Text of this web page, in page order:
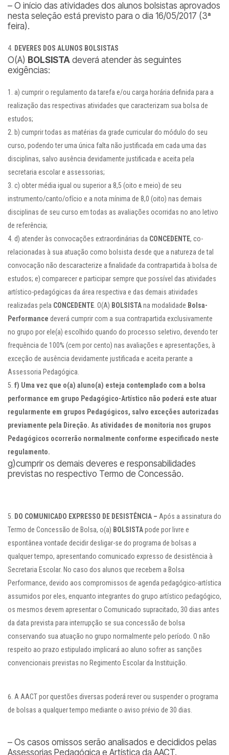
– O início das atividades dos alunos bolsistas aprovados
nesta seleção está previsto para o dia 16/05/2017 (3ª
feira).
DEVERES DOS ALUNOS BOLSISTAS
O(A) BOLSISTA deverá atender às seguintes
exigências:
a) cumprir o regulamento da tarefa e/ou carga horária definida para a
realização das respectivas atividades que caracterizam sua bolsa de
estudos;
b) cumprir todas as matérias da grade curricular do módulo do seu
curso, podendo ter uma única falta não justificada em cada uma das
disciplinas, salvo ausência devidamente justificada e aceita pela
secretaria escolar e assessorias;
c) obter média igual ou superior a 8,5 (oito e meio) de seu
instrumento/canto/ofício e a nota mínima de 8,0 (oito) nas demais
disciplinas de seu curso em todas as avaliações ocorridas no ano letivo
de referência;
d) atender às convocações extraordinárias da CONCEDENTE, co-
relacionadas à sua atuação como bolsista desde que a natureza de tal
convocação não descaracterize a finalidade da contrapartida à bolsa de
estudos; e) comparecer e participar sempre que possível das atividades
artístico-pedagógicas da área respectiva e das demais atividades
realizadas pela CONCEDENTE . O(A) BOLSISTAna modalidade Bolsa-
Performance deverá cumprir com a sua contrapartida exclusivamente
no grupo por ele(a) escolhido quando do processo seletivo, devendo ter
frequência de 100% (cem por cento) nas avaliações e apresentações, à
exceção de ausência devidamente justificada e aceita perante a
Assessoria Pedagógica.
f) Uma vez que o(a) aluno(a) esteja contemplado com a bolsa
performance em grupo Pedagógico-Artístico não poderá este atuar
regularmente em grupos Pedagógicos, salvo exceções autorizadas
previamente pela Direção. As atividades de monitoria nos grupos
Pedagógicos ocorrerão normalmente conforme especificado neste
regulamento.
g)cumprir os demais deveres e responsabilidades
previstas no respectivo Termo de Concessão.
DO COMUNICADO EXPRESSO DE DESISTÊNCIA – Após a assinatura do
Termo de Concessão de Bolsa, o(a) BOLSISTApode por livre e
espontânea vontade decidir desligar-se do programa de bolsas a
qualquer tempo, apresentando comunicado expresso de desistência à
Secretaria Escolar. No caso dos alunos que recebem a Bolsa
Performance, devido aos compromissos de agenda pedagógico-artística
assumidos por eles, enquanto integrantes do grupo artístico pedagógico,
os mesmos devem apresentar o Comunicado supracitado, 30 dias antes
da data prevista para interrupção se sua concessão de bolsa
conservando sua atuação no grupo normalmente pelo período. O não
respeito ao prazo estipulado implicará ao aluno sofrer as sanções
convencionais previstas no Regimento Escolar da Instituição.
A AACT por questões diversas poderá rever ou suspender o programa
de bolsas a qualquer tempo mediante o aviso prévio de 30 dias.
– Os casos omissos serão analisados e decididos pelas
Assessorias Pedagógica e Artística da AACT.